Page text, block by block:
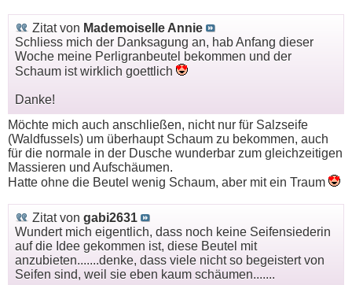
Zitat von Mademoiselle Annie
Schliess mich der Danksagung an, hab Anfang dieser
Woche meine Perligranbeutel bekommen und der
Schaum ist wirklich goettlich
Danke!
Möchte mich auch anschließen, nicht nur für Salzseife
(Waldfussels) um überhaupt Schaum zu bekommen, auch
für die normale in der Dusche wunderbar zum gleichzeitigen
Massieren und Aufschäumen.
Hatte ohne die Beutel wenig Schaum, aber mit ein Traum
Zitat von gabi2631
Wundert mich eigentlich, dass noch keine Seifensiederin
auf die Idee gekommen ist, diese Beutel mit
anzubieten.......denke, dass viele nicht so begeistert von
Seifen sind, weil sie eben kaum schäumen.......